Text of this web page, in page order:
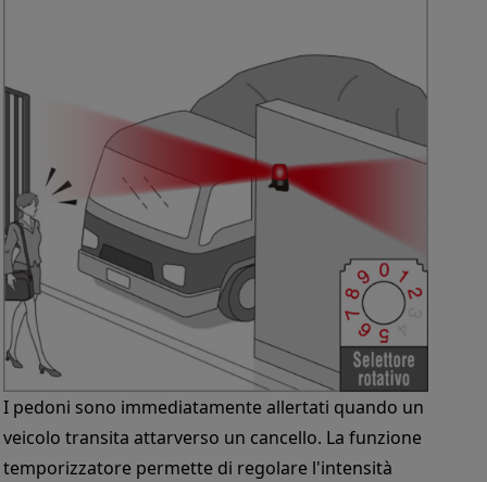
I pedoni sono immediatamente allertati quando un
veicolo transita attarverso un cancello. La funzione
temporizzatore permette di regolare l'intensità